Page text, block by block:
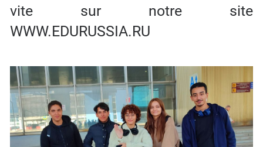
vite sur notre site
WWW.EDURUSSIA.RU